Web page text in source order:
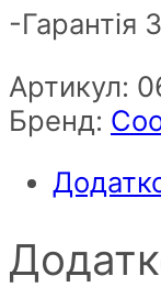
-Гарантія
Артикул:
Бренд: